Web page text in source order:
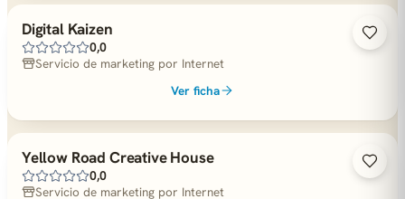
Digital Kaizen
0,0
Servicio de marketing por Internet
Ver ficha
Yellow Road Creative House
0,0
Servicio de marketing por Internet